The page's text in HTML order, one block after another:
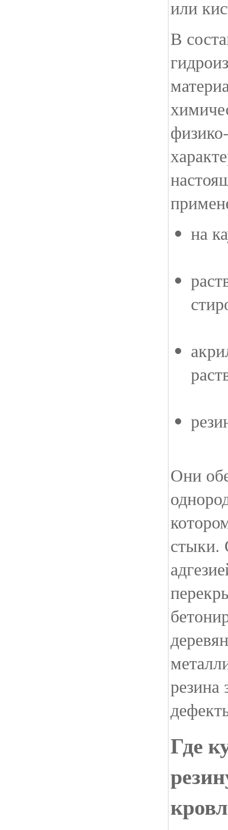
или
В
на
Они
стыки.
резина
Где